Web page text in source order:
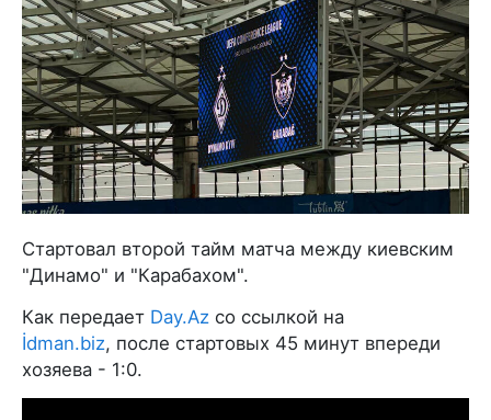
Стартовал второй тайм матча между киевским
"Динамо" и "Карабахом".
Как передает Day.Az со ссылкой на
İdman.biz, после стартовых 45 минут впереди
хозяева - 1:0.